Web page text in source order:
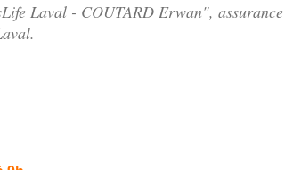
Laval - COUTARD Erwan", assurance